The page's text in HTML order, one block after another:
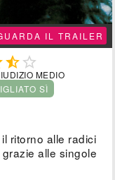
IL TRAILER
 
MEDIO
SÌ
ritorno alle radici
alle singole